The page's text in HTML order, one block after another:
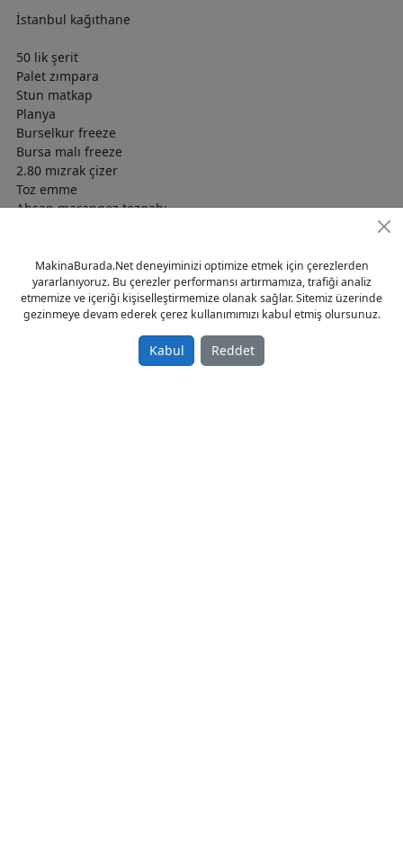
İstanbul kağıthane
50 lik şerit
Palet zımpara
Stun matkap
Planya
Burselkur freeze
Bursa malı freeze
2.80 mızrak çizer
Toz emme
Ahşap marangoz tezgahı
280.000 tl
05393539795
MakinaBurada.Net deneyiminizi optimize etmek için çerezlerden
yararlanıyoruz. Bu çerezler performansı artırmamıza, trafiği analiz
etmemize ve içeriği kişiselleştirmemize olanak sağlar. Sitemiz üzerinde
gezinmeye devam ederek çerez kullanımımızı kabul etmiş olursunuz.
Kabul Reddet